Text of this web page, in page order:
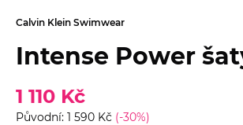
Calvin Klein Swimwear
Intense Power
1 110 Kč
Původní: 1 590 Kč (-30%)